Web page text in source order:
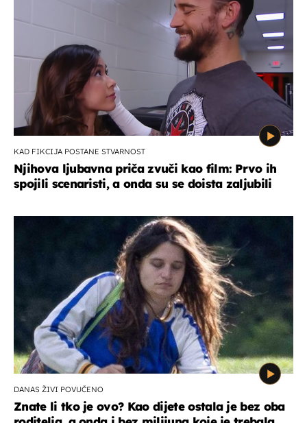
KAD FIKCIJA POSTANE STVARNOST
Njihova ljubavna priča zvuči kao film: Prvo ih
spojili scenaristi, a onda su se doista zaljubili
DANAS ŽIVI POVUČENO
Znate li tko je ovo? Kao dijete ostala je bez oba